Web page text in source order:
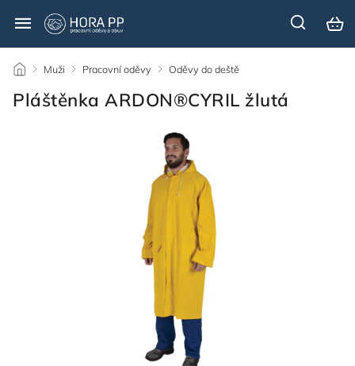
/ Muži / Pracovní oděvy / Oděvy do deště
Pláštěnka ARDON®CYRIL žlutá